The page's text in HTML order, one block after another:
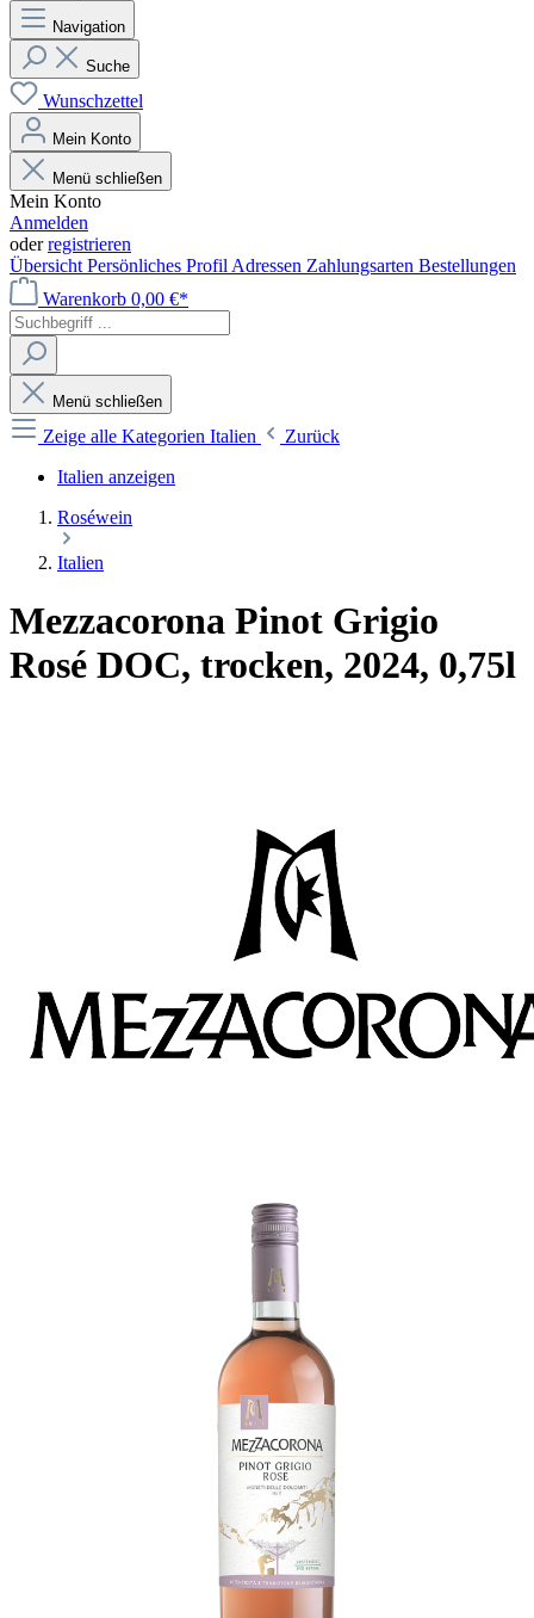
Navigation
Suche
Wunschzettel
Mein Konto
Menü schließen
Mein Konto
Anmelden
oderregistrieren
Übersicht Persönliches Profil Adressen Zahlungsarten Bestellungen
Warenkorb 0,00 €*
Menü schließen
Zeige alle Kategorien Italien
Zurück
Italien anzeigen
Roséwein
Italien
Mezzacorona Pinot Grigio
Rosé DOC, trocken, 2024, 0,75l